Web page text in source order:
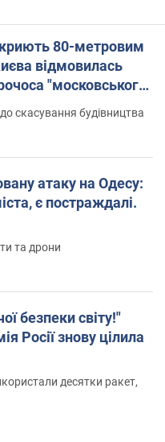
80-метровим
відмовилась
"московського
скасування будівництва
атаку на Одесу:
є постраждалі.
та дрони
безпеки світу!"
Росії знову цілила
десятки ракет,